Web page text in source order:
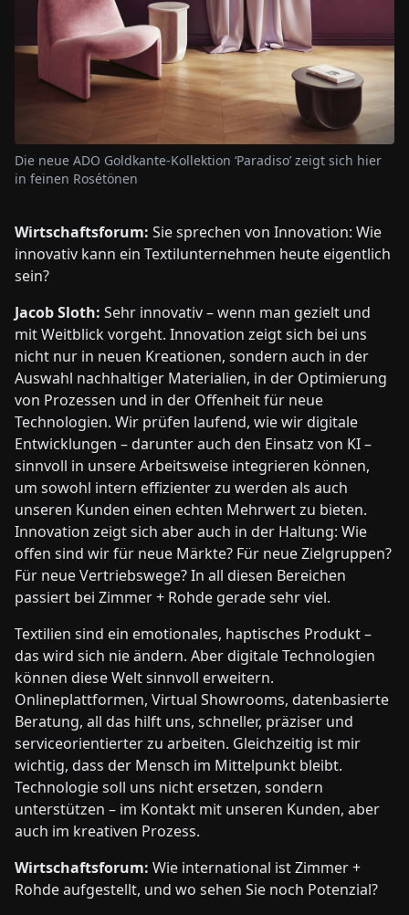
Wirtschaftsforum: Sie sprechen von Innovation: Wie
innovativ kann ein Textilunternehmen heute eigentlich
sein?
Jacob Sloth: Sehr innovativ – wenn man gezielt und
mit Weitblick vorgeht. Innovation zeigt sich bei uns
nicht nur in neuen Kreationen, sondern auch in der
Auswahl nachhaltiger Materialien, in der Optimierung
von Prozessen und in der Offenheit für neue
Technologien. Wir prüfen laufend, wie wir digitale
Entwicklungen – darunter auch den Einsatz von KI –
sinnvoll in unsere Arbeitsweise integrieren können,
um sowohl intern effizienter zu werden als auch
unseren Kunden einen echten Mehrwert zu bieten.
Innovation zeigt sich aber auch in der Haltung: Wie
offen sind wir für neue Märkte? Für neue Zielgruppen?
Für neue Vertriebswege? In all diesen Bereichen
passiert bei Zimmer + Rohde gerade sehr viel.
Die neue ADO Goldkante-Kollektion ‘Paradiso’ zeigt sich hier
in feinen Rosétönen
Textilien sind ein emotionales, haptisches Produkt –
das wird sich nie ändern. Aber digitale Technologien
können diese Welt sinnvoll erweitern.
Onlineplattformen, Virtual Showrooms, datenbasierte
Beratung, all das hilft uns, schneller, präziser und
serviceorientierter zu arbeiten. Gleichzeitig ist mir
wichtig, dass der Mensch im Mittelpunkt bleibt.
Technologie soll uns nicht ersetzen, sondern
unterstützen – im Kontakt mit unseren Kunden, aber
auch im kreativen Prozess.
Wirtschaftsforum: Wie international ist Zimmer +
Rohde aufgestellt, und wo sehen Sie noch Potenzial?